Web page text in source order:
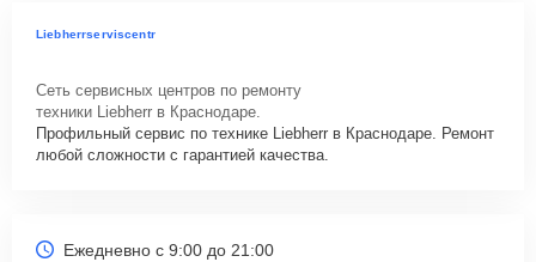
Liebherrserviscentr
Сеть сервисных центров по ремонту
техники Liebherr в Краснодаре.
Профильный сервис по технике Liebherr в Краснодаре. Ремонт
любой сложности с гарантией качества.
Ежедневно с 9:00 до 21:00